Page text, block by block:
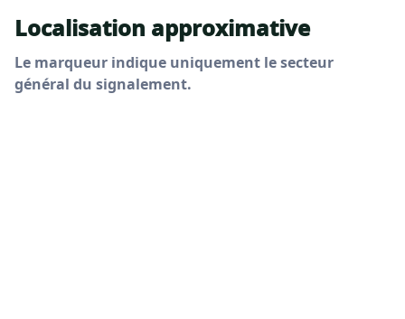
Localisation approximative
Le marqueur indique uniquement le secteur
général du signalement.